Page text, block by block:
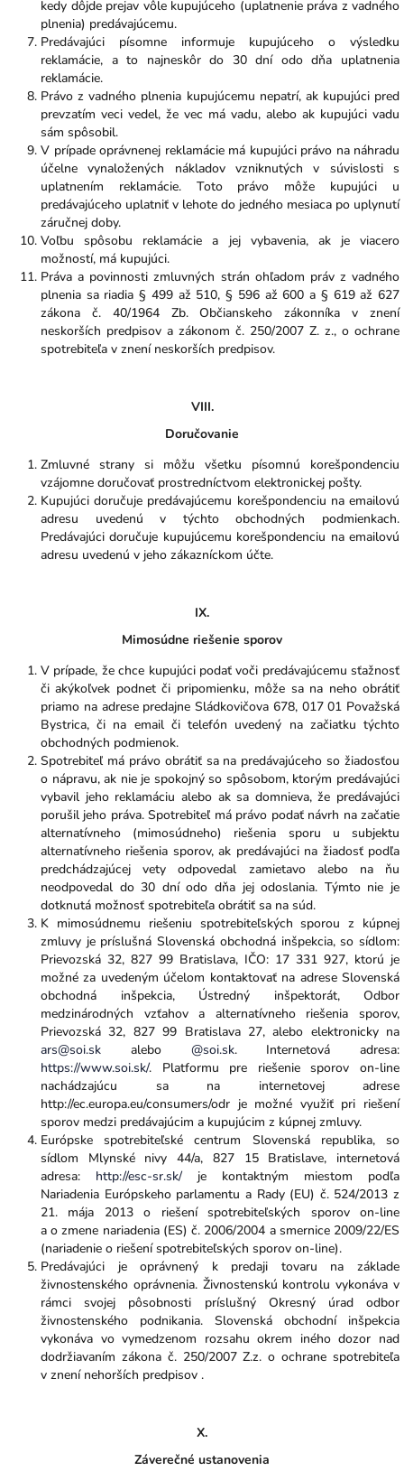
kedy dôjde prejav vôle kupujúceho (uplatnenie práva z vadného
plnenia) predávajúcemu.
Predávajúci písomne informuje kupujúceho o výsledku
reklamácie, a to najneskôr do 30 dní odo dňa uplatnenia
reklamácie.
Právo z vadného plnenia kupujúcemu nepatrí, ak kupujúci pred
prevzatím veci vedel, že vec má vadu, alebo ak kupujúci vadu
sám spôsobil.
V prípade oprávnenej reklamácie má kupujúci právo na náhradu
účelne vynaložených nákladov vzniknutých v súvislosti s
uplatnením reklamácie. Toto právo môže kupujúci u
predávajúceho uplatniť v lehote do jedného mesiaca po uplynutí
záručnej doby.
Voľbu spôsobu reklamácie a jej vybavenia, ak je viacero
možností, má kupujúci.
Práva a povinnosti zmluvných strán ohľadom práv z vadného
plnenia sa riadia § 499 až 510, § 596 až 600 a § 619 až 627
zákona č. 40/1964 Zb. Občianskeho zákonníka v znení
neskorších predpisov a zákonom č. 250/2007 Z. z., o ochrane
spotrebiteľa v znení neskorších predpisov.
VIII.
Doručovanie
Zmluvné strany si môžu všetku písomnú korešpondenciu
vzájomne doručovať prostredníctvom elektronickej pošty.
Kupujúci doručuje predávajúcemu korešpondenciu na emailovú
adresu uvedenú v týchto obchodných podmienkach.
Predávajúci doručuje kupujúcemu korešpondenciu na emailovú
adresu uvedenú v jeho zákazníckom účte.
IX.
Mimosúdne riešenie sporov
V prípade, že chce kupujúci podať voči predávajúcemu sťažnosť
či akýkoľvek podnet či pripomienku, môže sa na neho obrátiť
priamo na adrese predajne Sládkovičova 678, 017 01 Považská
Bystrica, či na email či telefón uvedený na začiatku týchto
obchodných podmienok.
Spotrebiteľ má právo obrátiť sa na predávajúceho so žiadosťou
o nápravu, ak nie je spokojný so spôsobom, ktorým predávajúci
vybavil jeho reklamáciu alebo ak sa domnieva, že predávajúci
porušil jeho práva. Spotrebiteľ má právo podať návrh na začatie
alternatívneho (mimosúdneho) riešenia sporu u subjektu
alternatívneho riešenia sporov, ak predávajúci na žiadosť podľa
predchádzajúcej vety odpovedal zamietavo alebo na ňu
neodpovedal do 30 dní odo dňa jej odoslania. Týmto nie je
dotknutá možnosť spotrebiteľa obrátiť sa na súd.
K mimosúdnemu riešeniu spotrebiteľských sporou z kúpnej
zmluvy je príslušná Slovenská obchodná inšpekcia, so sídlom:
Prievozská 32, 827 99 Bratislava, IČO: 17 331 927, ktorú je
možné za uvedeným účelom kontaktovať na adrese Slovenská
obchodná inšpekcia, Ústredný inšpektorát, Odbor
medzinárodných vzťahov a alternatívneho riešenia sporov,
Prievozská 32, 827 99 Bratislava 27, alebo elektronicky na
ars@soi.sk alebo @soi.sk. Internetová adresa:
https://www.soi.sk/. Platformu pre riešenie sporov on-line
nachádzajúcu sa na internetovej adrese
http://ec.europa.eu/consumers/odr je možné využiť pri riešení
sporov medzi predávajúcim a kupujúcim z kúpnej zmluvy.
Európske spotrebiteľské centrum Slovenská republika, so
sídlom Mlynské nivy 44/a, 827 15 Bratislave, internetová
adresa: http://esc-sr.sk/ je kontaktným miestom podľa
Nariadenia Európskeho parlamentu a Rady (EU) č. 524/2013 z
21. mája 2013 o riešení spotrebiteľských sporov on-line
a o zmene nariadenia (ES) č. 2006/2004 a smernice 2009/22/ES
(nariadenie o riešení spotrebiteľských sporov on-line).
Predávajúci je oprávnený k predaji tovaru na základe
živnostenského oprávnenia. Živnostenskú kontrolu vykonáva v
rámci svojej pôsobnosti príslušný Okresný úrad odbor
živnostenského podnikania. Slovenská obchodní inšpekcia
vykonáva vo vymedzenom rozsahu okrem iného dozor nad
dodržiavaním zákona č. 250/2007 Z.z. o ochrane spotrebiteľa
v znení nehorších predpisov .
X.
Záverečné ustanovenia